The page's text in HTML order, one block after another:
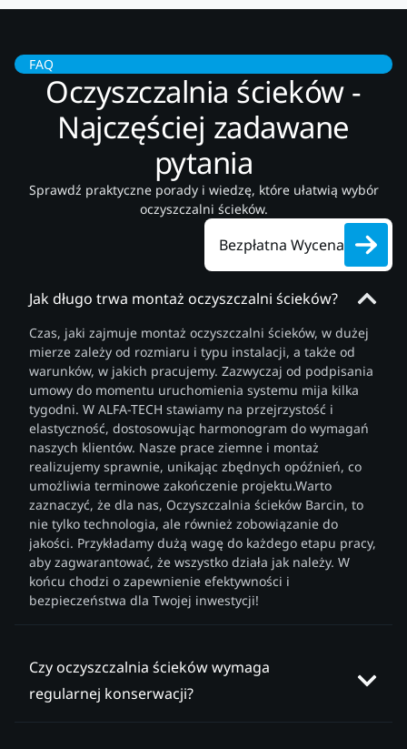
Jak długo trwa montaż oczyszczalni ścieków?
Czas, jaki zajmuje montaż oczyszczalni ścieków, w dużej
mierze zależy od rozmiaru i typu instalacji, a także od
warunków, w jakich pracujemy. Zazwyczaj od podpisania
umowy do momentu uruchomienia systemu mija kilka
tygodni. W ALFA-TECH stawiamy na przejrzystość i
elastyczność, dostosowując harmonogram do wymagań
naszych klientów. Nasze prace ziemne i montaż
realizujemy sprawnie, unikając zbędnych opóźnień, co
umożliwia terminowe zakończenie projektu.Warto
zaznaczyć, że dla nas, Oczyszczalnia ścieków Barcin, to
nie tylko technologia, ale również zobowiązanie do
jakości. Przykładamy dużą wagę do każdego etapu pracy,
aby zagwarantować, że wszystko działa jak należy. W
końcu chodzi o zapewnienie efektywności i
bezpieczeństwa dla Twojej inwestycji!
Czy oczyszczalnia ścieków wymaga
regularnej konserwacji?
FAQ
Oczyszczalnia ścieków -
Najczęściej zadawane
pytania
Sprawdź praktyczne porady i wiedzę, które ułatwią wybór
oczyszczalni ścieków.
Bezpłatna Wycena